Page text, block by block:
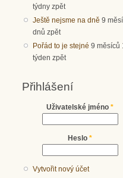
týdny zpět
Ještě nejsme na dně 9
dnů zpět
Pořád to je stejné 9 měsíců
týden zpět
Přihlášení
Uživatelské jméno *
Heslo *
Vytvořit nový účet